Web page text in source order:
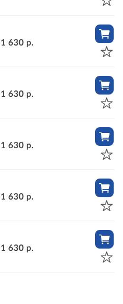
1 630 р.
1 630 р.
1 630 р.
1 630 р.
1 630 р.